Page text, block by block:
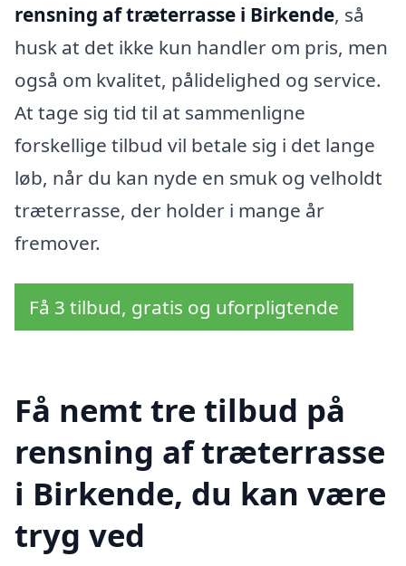
rensning af træterrasse i Birkende, så
husk at det ikke kun handler om pris, men
også om kvalitet, pålidelighed og service.
At tage sig tid til at sammenligne
forskellige tilbud vil betale sig i det lange
løb, når du kan nyde en smuk og velholdt
træterrasse, der holder i mange år
fremover.
Få 3 tilbud, gratis og uforpligtende
Få nemt tre tilbud på
rensning af træterrasse
i Birkende, du kan være
tryg ved